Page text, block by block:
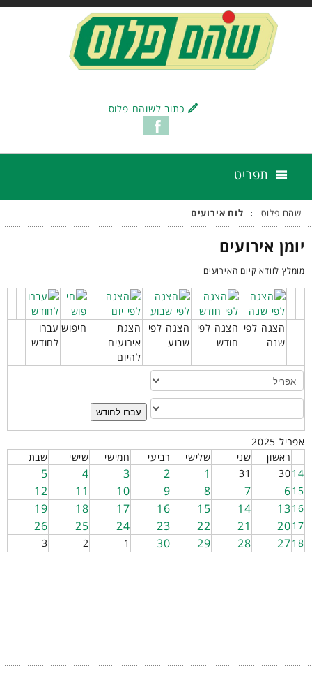
כתוב לשוהם פלוס
תפריט
שהם פלוס לוח אירועים
יומן אירועים
מומלץ לוודא קיום האירועים
הצגה לפי
שנה
הצגה לפי
חודש
הצגה לפי
שבוע
הצגת
אירועים
להיום
חיפוש עברו
לחודש
עברו לחודש
אפריל 2025
ראשון
שני שלישי רביעי חמישי שישי
שבת
14
30
31
1
2
3
4
5
15
6
7
8
9
10
11
12
16
13
14
15
16
17
18
19
17
20
21
22
23
24
25
26
18
27
28
29
30
1
2
3